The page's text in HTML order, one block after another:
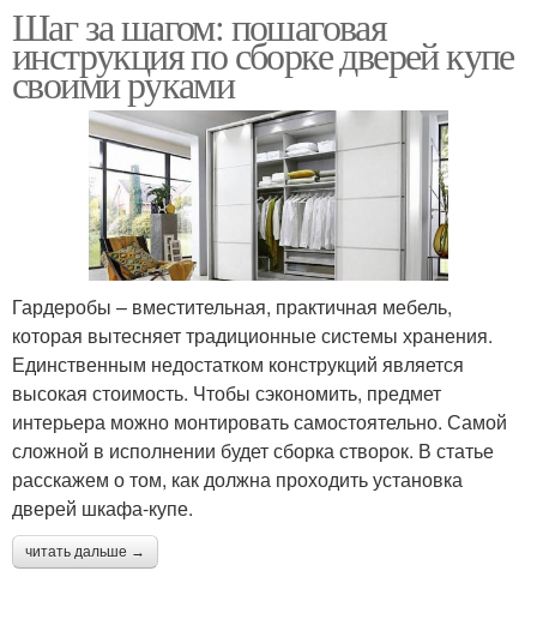
Шаг за шагом: пошаговая
инструкция по сборке дверей купе
своими руками
Гардеробы – вместительная, практичная мебель,
которая вытесняет традиционные системы хранения.
Единственным недостатком конструкций является
высокая стоимость. Чтобы сэкономить, предмет
интерьера можно монтировать самостоятельно. Самой
сложной в исполнении будет сборка створок. В статье
расскажем о том, как должна проходить установка
дверей шкафа-купе.
читать дальше →